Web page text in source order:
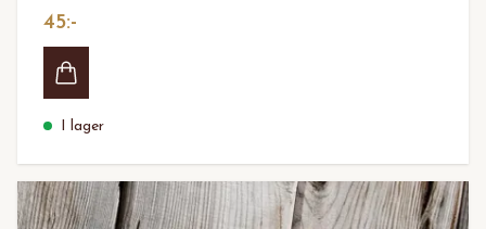
45:-
I lager